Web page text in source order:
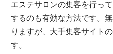
エステサロンの集客を行っ
するのも有効な方法です。
りますが、大手集客サイト
す。